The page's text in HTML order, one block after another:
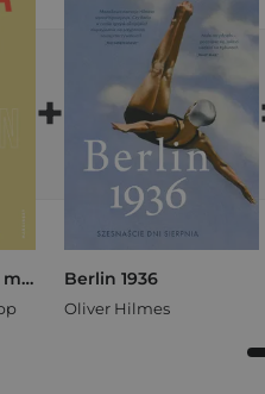
Historia sztuki bez mężczyzn
+
Berlin 1936
Oliver Hilmes